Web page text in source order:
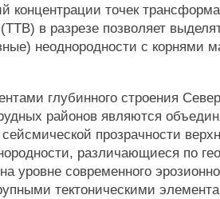
концентрации точек
в разрезе позволяет
неоднородности с корнями
глубинного строения
районов являются
сейсмической прозрачности
различающиеся по
уровне современного
тектоническими